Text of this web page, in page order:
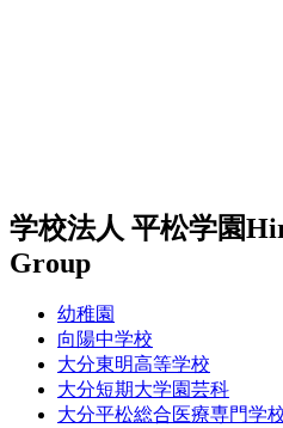
学校法人 平松学園
Group
幼稚園
向陽中学校
大分東明高等学校
大分短期大学園芸科
大分平松総合医療専門学